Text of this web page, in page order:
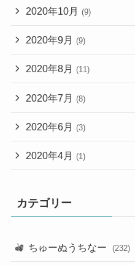
2020年10月 (9)
2020年9月 (9)
2020年8月 (11)
2020年7月 (8)
2020年6月 (3)
2020年4月 (1)
カテゴリー
ちゅーぬうちなー (232)